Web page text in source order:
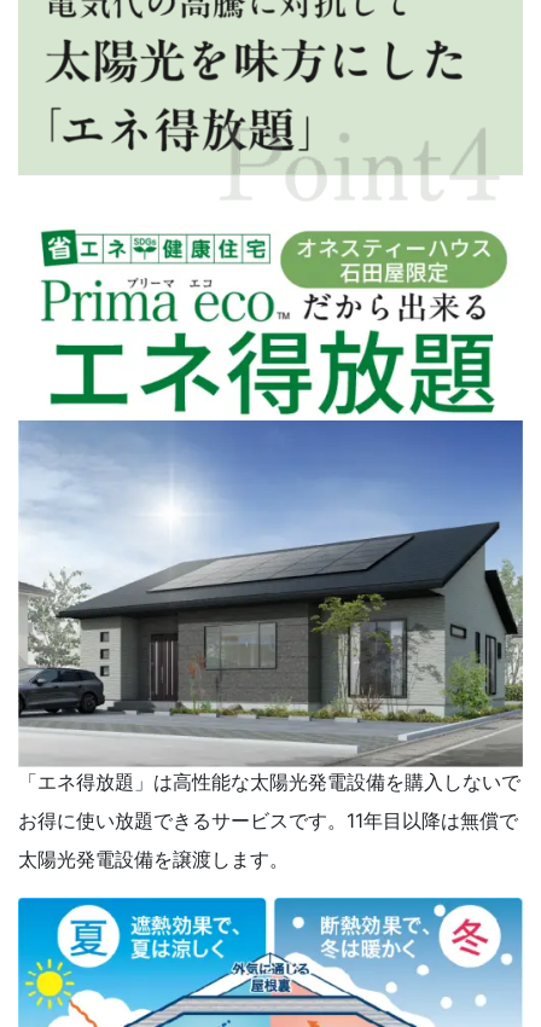
「エネ得放題」は高性能な太陽光発電設備を購入しないで
お得に使い放題できるサービスです。11年目以降は無償で
太陽光発電設備を譲渡します。